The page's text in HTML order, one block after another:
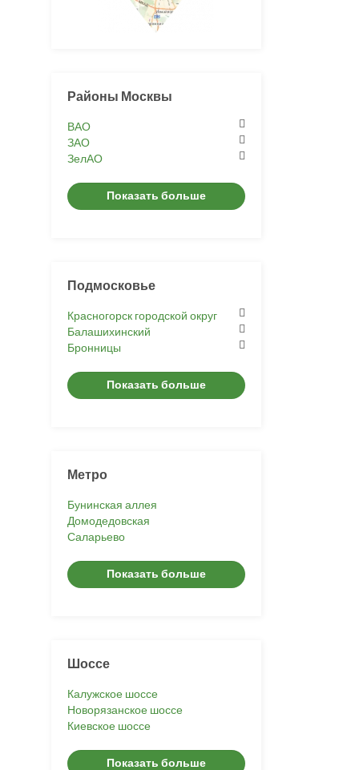
Районы Москвы
ВАО
ЗАО
ЗелАО
Показать больше
Подмосковье
Красногорск городской округ
Балашихинский
Бронницы
Показать больше
Метро
Бунинская аллея
Домодедовская
Саларьево
Показать больше
Шоссе
Калужское шоссе
Новорязанское шоссе
Киевское шоссе
Показать больше